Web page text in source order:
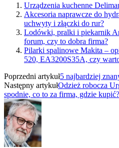
Urządzenia kuchenne
Akcesoria naprawcze do
uchwyty i złączki do rur?
Lodówki, pralki i piekarnik
forum, czy to dobra firma?
Pilarki spalinowe Makita –
520, EA3200S35A, czy
Poprzedni artykuł5 najbardziej
Następny artykułOdzież robocza
spodnie, co to za firma, gdzie kupić?